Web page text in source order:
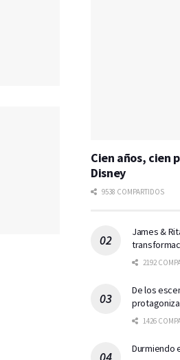
Cien años, cien
Disney
9538 COMPARTIDOS
James &
2192
De los
1426
Durmiendo